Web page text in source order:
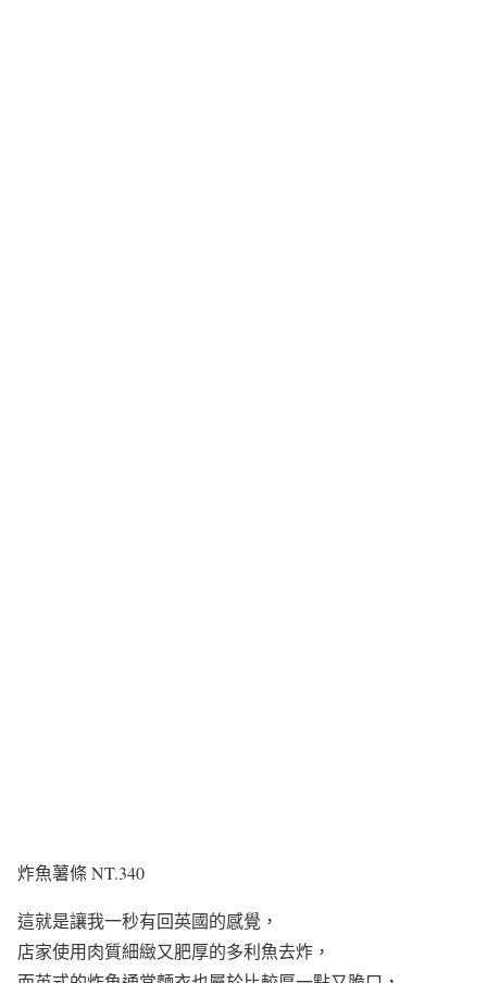
炸魚薯條 NT.340
這就是讓我一秒有回英國的感覺，
店家使用肉質細緻又肥厚的多利魚去炸，